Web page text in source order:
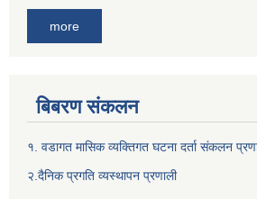
more
बिबरण संकलन
१. वडागत मासिक व्यक्तिगत घटना दर्ता संकलन
२.दैनिक प्रगति व्यस्थापन प्रणाली